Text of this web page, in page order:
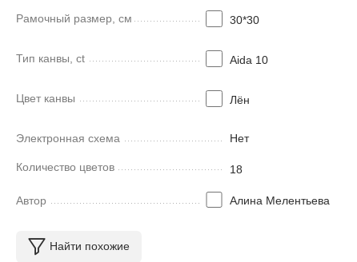
Рамочный размер, см 30*30
Тип канвы, ct Aida 10
Цвет канвы Лён
Электронная схема Нет
Количество цветов 18
Автор Алина Мелентьева
Найти похожие